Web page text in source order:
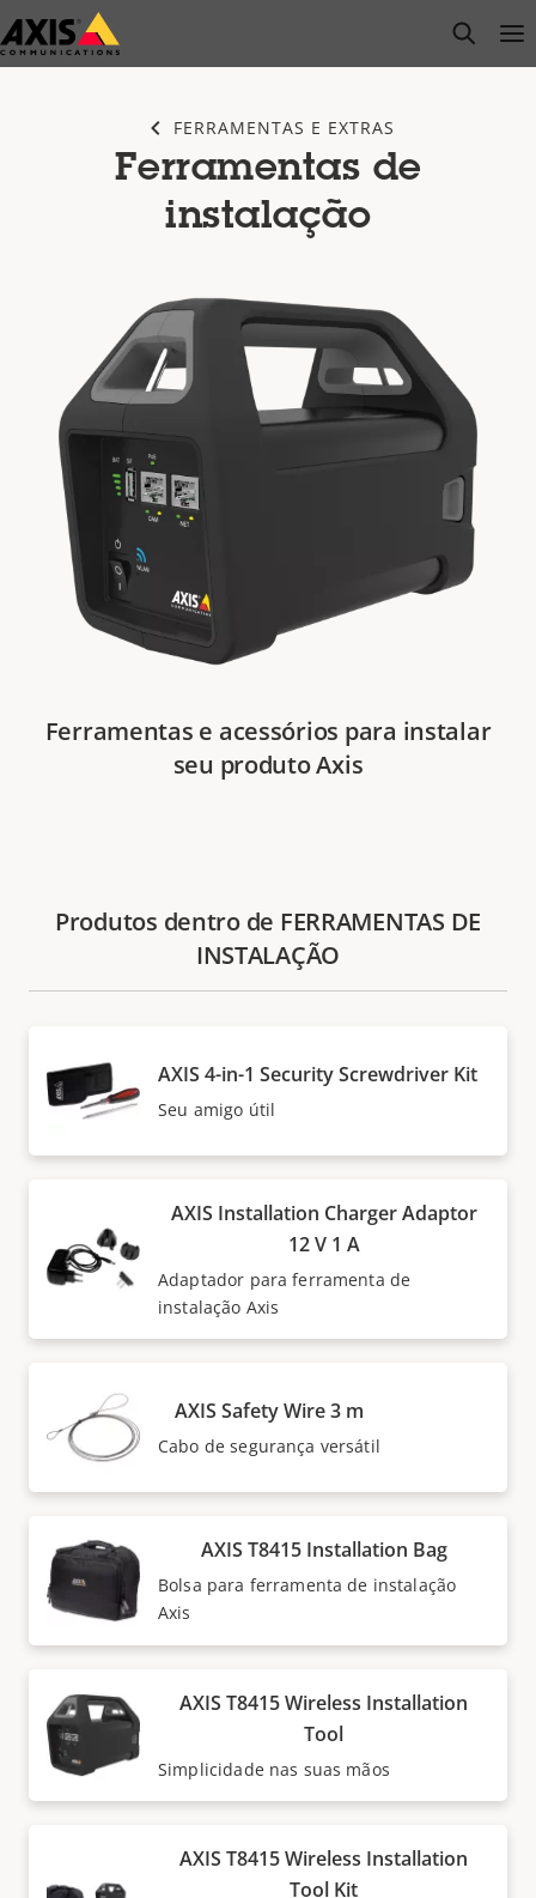
Pular
para
open
FERRAMENTAS E EXTRAS
Ferramentas de
instalação
Ferramentas e acessórios para instalar
seu produto Axis
Produtos dentro de FERRAMENTAS DE
INSTALAÇÃO
AXIS 4-in-1 Security Screwdriver Kit
Seu amigo útil
AXIS Installation Charger Adaptor
12 V 1 A
Adaptador para ferramenta de
instalação Axis
AXIS Safety Wire 3 m
Cabo de segurança versátil
AXIS T8415 Installation Bag
Bolsa para ferramenta de instalação
Axis
AXIS T8415 Wireless Installation
Tool
Simplicidade nas suas mãos
AXIS T8415 Wireless Installation
Tool Kit